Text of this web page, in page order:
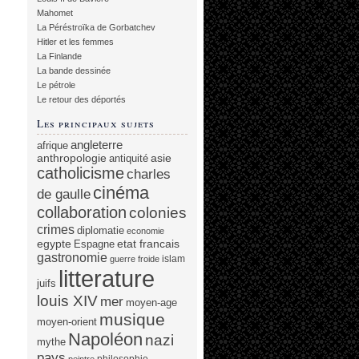
Mahomet
La Péréstroïka de Gorbatchev
Hitler et les femmes
La Finlande
La bande dessinée
Le pétrole
Le retour des déportés
Les principaux sujets
afrique angleterre
anthropologie antiquité asie
catholicismecharles
de gaulle cinéma
collaborationcolonies
crimes diplomatie economie
egypte Espagne etat francais
gastronomie guerre froide islam
juifs litterature
louis XIV mer moyen-age
moyen-orient musique
mythe Napoléon nazi